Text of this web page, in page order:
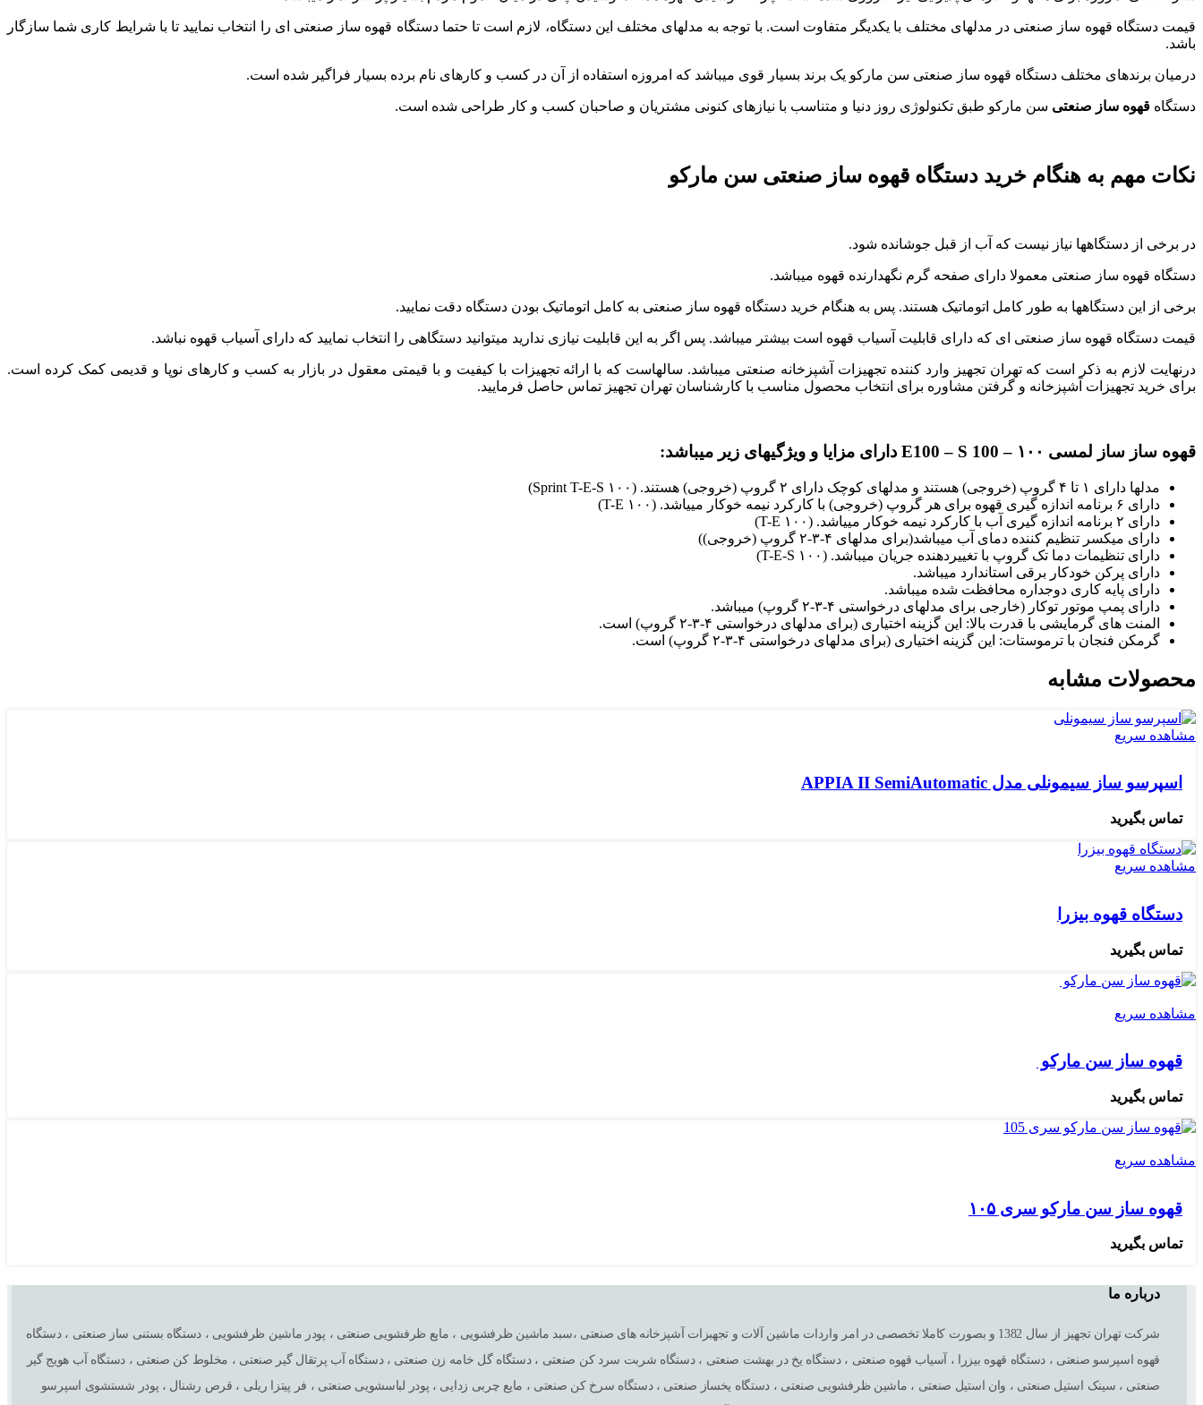
قیمت دستگاه قهوه ساز صنعتی در مدل‎های مختلف با یکدیگر متفاوت است. با توجه به مدل‎های مختلف این دستگاه، لازم است تا حتما دستگاه قهوه ساز صنعتی ای را انتخاب نمایید تا با شرایط کاری شما سازگار
باشد.
درمیان برندهای مختلف دستگاه قهوه ساز صنعتی سن مارکو یک برند بسیار قوی میباشد که امروزه استفاده از آن در کسب و کارهای نام برده بسیار فراگیر شده است.
دستگاه قهوه ساز صنعتی سن مارکو طبق تکنولوژی روز دنیا و متناسب با نیازهای کنونی مشتریان و صاحبان کسب و کار طراحی شده است.
نکات مهم به هنگام خرید دستگاه قهوه ساز صنعتی سن مارکو
در برخی از دستگاه‎ها نیاز نیست که آب از قبل جوشانده شود.
دستگاه قهوه ساز صنعتی معمولا دارای صفحه گرم نگهدارنده قهوه میباشد.
برخی از این دستگاه‎ها به طور کامل اتوماتیک هستند. پس به هنگام خرید دستگاه قهوه ساز صنعتی به کامل اتوماتیک بودن دستگاه دقت نمایید.
قیمت دستگاه قهوه ساز صنعتی ای که دارای قابلیت آسیاب قهوه است بیشتر میباشد. پس اگر به این قابلیت نیازی ندارید میتوانید دستگاهی را انتخاب نمایید که دارای آسیاب قهوه نباشد.
درنهایت لازم به ذکر است که تهران تجهیز وارد کننده تجهیزات آشپزخانه صنعتی میباشد. سالهاست که با ارائه تجهیزات با کیفیت و با قیمتی معقول در بازار به کسب و کارهای نوپا و قدیمی کمک کرده است.
برای خرید تجهیزات آشپزخانه و گرفتن مشاوره برای انتخاب محصول مناسب با کارشناسان تهران تجهیز تماس حاصل فرمایید.
قهوه ساز ساز لمسی ۱۰۰ – E100 – S 100 دارای مزایا و ویژگیهای زیر میباشد:
مدلها دارای ۱ تا ۴ گروپ (خروجی) هستند و مدلهای کوچک دارای ۲ گروپ (خروجی) هستند. (۱۰۰ Sprint T-E-S)
دارای ۶ برنامه اندازه گیری قهوه برای هر گروپ (خروجی) با کارکرد نیمه خوکار مییاشد. (۱۰۰ T-E)
دارای ۲ برنامه اندازه گیری آب با کارکرد نیمه خوکار مییاشد. (۱۰۰ T-E)
دارای میکسر تنظیم کننده دمای آب میباشد(برای مدلهای ۴-۳-۲ گروپ (خروجی))
دارای تنظیمات دما تک گروپ با تغییردهنده جریان میباشد. (۱۰۰ T-E-S)
دارای پرکن خودکار برقی استاندارد میباشد.
دارای پایه کاری دوجداره محافظت شده میباشد.
دارای پمپ موتور توکار (خارجی برای مدلهای درخواستی ۴-۳-۲ گروپ) میباشد.
المنت های گرمایشی با قدرت بالا: این گزینه اختیاری (برای مدلهای درخواستی ۴-۳-۲ گروپ) است.
گرمکن فنجان با ترموستات: این گزینه اختیاری (برای مدلهای درخواستی ۴-۳-۲ گروپ) است.
محصولات مشابه
مشاهده سریع
اسپرسو ساز سیمونلی مدل APPIA II SemiAutomatic
تماس بگیرید
مشاهده سریع
دستگاه قهوه بیزرا
تماس بگیرید
مشاهده سریع
قهوه ساز سن مارکو
تماس بگیرید
مشاهده سریع
قهوه ساز سن مارکو سری ۱۰۵
تماس بگیرید
درباره ما
شرکت تهران تجهیز از سال 1382 و بصورت کاملا تخصصی در امر واردات ماشین آلات و تجهبزات آشپزخانه های صنعتی ،سبد ماشین ظرفشویی ، مایع ظرفشویی صنعتی ، پودر ماشین ظرفشویی ، دستگاه بستنی ساز صنعتی ، دستگاه
قهوه اسپرسو صنعتی ، دستگاه قهوه بیزرا ، آسیاب قهوه صنعتی ، دستگاه یخ در بهشت صنعتی ، دستگاه شربت سرد کن صنعتی ، دستگاه گل خامه زن صنعتی ، دستگاه آب پرتقال گیر صنعتی ، مخلوط کن صنعتی ، دستگاه آب هویج گیر
صنعتی ، سینک استیل صنعتی ، وان استیل صنعتی ، ماشین ظرفشویی صنعتی ، دستگاه یخساز صنعتی ، دستگاه سرخ کن صنعتی ، مایع چربی زدایی ، پودر لباسشویی صنعتی ، فر پیتزا ریلی ، قرص رشنال ، پودر شستشوی اسپرسو